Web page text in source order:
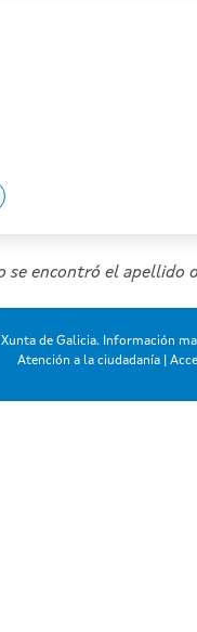
se encontró el apellido
Xunta de Galicia. Información
Atención a la ciudadanía|